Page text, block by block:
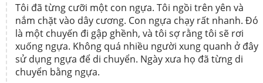
Tôi đã từng cưỡi một con ngựa. Tôi ngồi trên yên và
nắm chặt vào dây cương. Con ngựa chạy rất nhanh. Đó
là một chuyến đi gập ghềnh, và tôi sợ rằng tôi sẽ rơi
xuống ngựa. Không quá nhiều người xung quanh ở đây
sử dụng ngựa để di chuyển. Ngày xưa họ đã từng di
chuyển bằng ngựa.